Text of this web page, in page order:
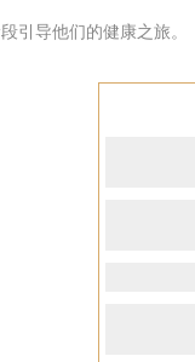
引导他们的健康之旅。